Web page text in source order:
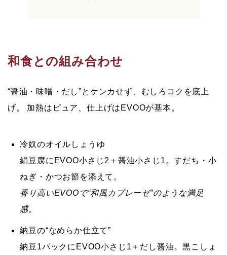
和食との組み合わせ
“醤油・味噌・だし”とケンカせず、むしろコクを底上
げ。
加熱はピュア、仕上げはEVOOが基本。
冷奴のオイルしょうゆ
絹豆腐に EVOO小さじ2 ＋醤油小さじ1。すだち・小
ねぎ・かつお節を添えて。
香り高いEVOOで“和風カプレーゼ”のような満足
感。
納豆の“なめらか仕立て”
納豆1パックに EVOO小さじ1 ＋だし醤油。黒こしょ